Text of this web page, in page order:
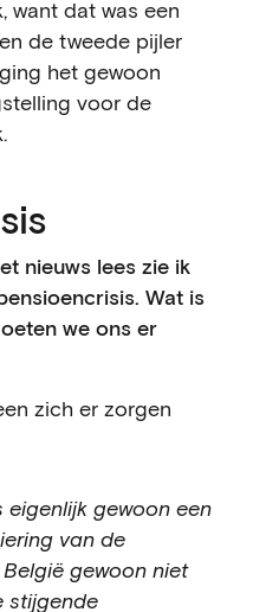
want dat was een
de tweede pijler
het gewoon
voor de
nieuws lees zie ik
Wat is
we ons er
zich er zorgen
eigenlijk gewoon een
van de
gewoon niet
stijgende